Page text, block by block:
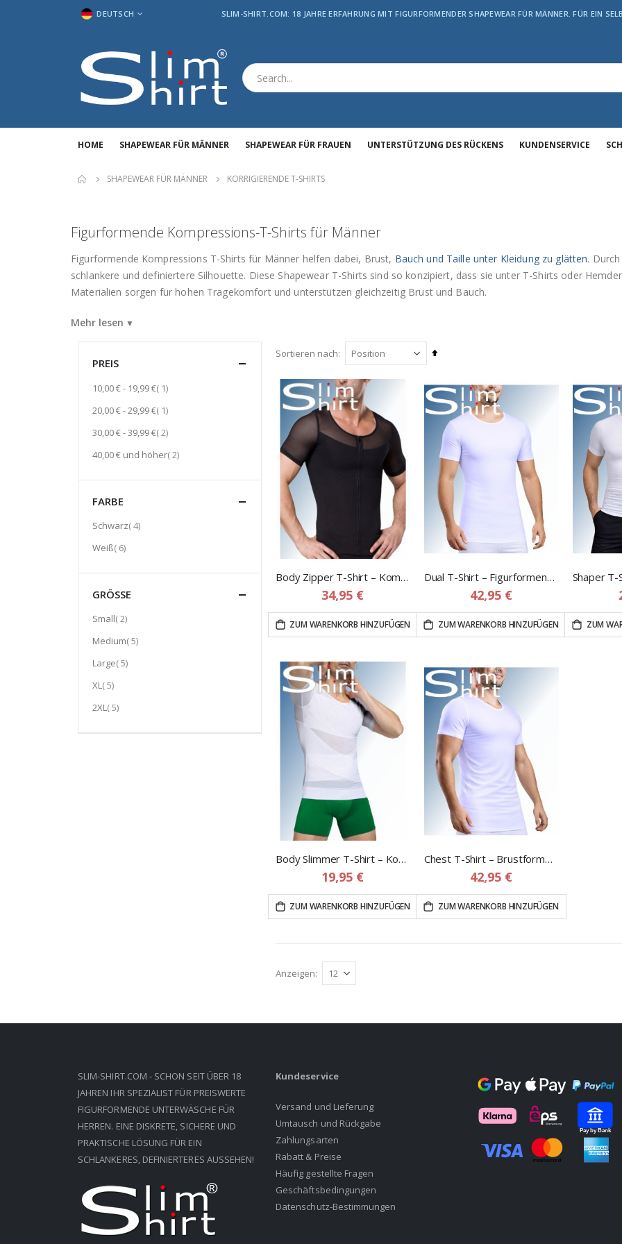
SPRACHEDEUTSCH SLIM-SHIRT.COM: 18 JAHRE ERFAHRUNG MIT FIGURFORMENDER SHAPEWEAR FÜR MÄNNER. FÜR EIN
HOME SHAPEWEAR FÜR MÄNNER SHAPEWEAR FÜR FRAUEN UNTERSTÜTZUNG DES RÜCKENS KUNDENSERVICE
SHAPEWEAR FÜR MÄNNER KORRIGIERENDE T-SHIRTS
Figurformende Kompressions-T-Shirts für Männer
Figurformende Kompressions T-Shirts für Männer helfen dabei, Brust, Bauch und Taille unter Kleidung zu glätten.
schlankere und definiertere Silhouette. Diese Shapewear T-Shirts sind so konzipiert, dass sie unter T-Shirts oder
Materialien sorgen für hohen Tragekomfort und unterstützen gleichzeitig Brust und Bauch.
Mehr lesen
Sortieren nach
In
Reihenfolge
Body Zipper T-Shirt – Kompressions Shapewear T-Shirt Weste für Herren
34,95 €
ZUM WARENKORB HINZUFÜGEN
Dual T-Shirt – Figurformendes Kompressions t-shirt für Herren
42,95 €
ZUM WARENKORB HINZUFÜGEN ZUM
Body Slimmer T-Shirt – Kompressionsshirt Herren zur Figurformung
19,95 €
ZUM WARENKORB HINZUFÜGEN
Chest T-Shirt – Brustformendes Kompressions T-Shirt für Herren
42,95 €
ZUM WARENKORB HINZUFÜGEN
Anzeigen
PREIS
10,00 €- 19,99 € 1Artikel
20,00 €-29,99 € 1Artikel
30,00 €-39,99 € 2Artikel
40,00 € und höher 2Artikel
FARBE
Schwarz 4Artikel
Weiß 6Artikel
GRÖSSE
Small 2Artikel
Medium 5Artikel
Large 5Artikel
XL 5Artikel
2XL 5Artikel
SLIM-SHIRT.COM - SCHON SEIT ÜBER 18
JAHREN IHR SPEZIALIST FÜR PREISWERTE
FIGURFORMENDE UNTERWÄSCHE FÜR
HERREN. EINE DISKRETE, SICHERE UND
PRAKTISCHE LÖSUNG FÜR EIN
SCHLANKERES, DEFINIERTERES AUSSEHEN!
Kundeservice
Versand und Lieferung
Umtausch und Rückgabe
Zahlungsarten
Rabatt & Preise
Häufig gestellte Fragen
Geschäftsbedingungen
Datenschutz-Bestimmungen